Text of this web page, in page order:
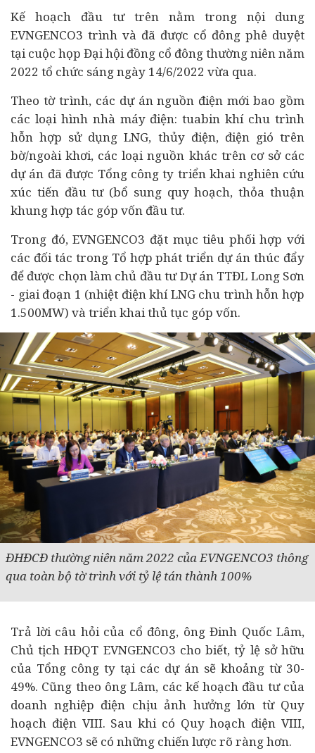
Kế hoạch đầu tư trên nằm trong nội dung
EVNGENCO3 trình và đã được cổ đông phê duyệt
tại cuộc họp Đại hội đồng cổ đông thường niên năm
2022 tổ chức sáng ngày 14/6/2022 vừa qua.
Theo tờ trình, các dự án nguồn điện mới bao gồm
các loại hình nhà máy điện: tuabin khí chu trình
hỗn hợp sử dụng LNG, thủy điện, điện gió trên
bờ/ngoài khơi, các loại nguồn khác trên cơ sở các
dự án đã được Tổng công ty triển khai nghiên cứu
xúc tiến đầu tư (bổ sung quy hoạch, thỏa thuận
khung hợp tác góp vốn đầu tư.
Trong đó, EVNGENCO3 đặt mục tiêu phối hợp với
các đối tác trong Tổ hợp phát triển dự án thúc đẩy
để được chọn làm chủ đầu tư Dự án TTĐL Long Sơn
- giai đoạn 1 (nhiệt điện khí LNG chu trình hỗn hợp
1.500MW) và triển khai thủ tục góp vốn.
ĐHĐCĐ thường niên năm 2022 của EVNGENCO3 thông
qua toàn bộ tờ trình với tỷ lệ tán thành 100%
Trả lời câu hỏi của cổ đông, ông Đinh Quốc Lâm,
Chủ tịch HĐQT EVNGENCO3 cho biết, tỷ lệ sở hữu
của Tổng công ty tại các dự án sẽ khoảng từ 30-
49%. Cũng theo ông Lâm, các kế hoạch đầu tư của
doanh nghiệp điện chịu ảnh hưởng lớn từ Quy
hoạch điện VIII. Sau khi có Quy hoạch điện VIII,
EVNGENCO3 sẽ có những chiến lược rõ ràng hơn.